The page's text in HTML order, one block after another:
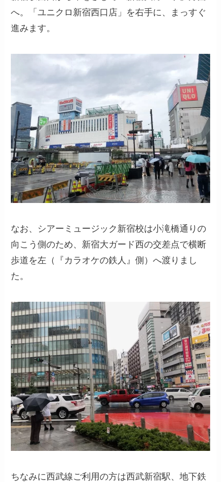
へ。「ユニクロ新宿西口店」を右手に、まっすぐ
進みます。
なお、シアーミュージック新宿校は小滝橋通りの
向こう側のため、新宿大ガード西の交差点で横断
歩道を左（『カラオケの鉄人』側）へ渡りまし
た。
ちなみに西武線ご利用の方は西武新宿駅、地下鉄